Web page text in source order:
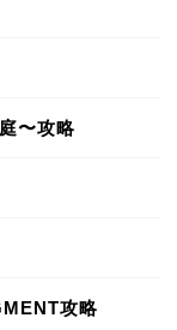
〜攻略
攻略